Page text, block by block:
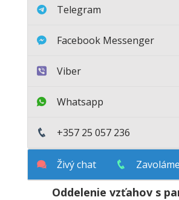
Telegram
Facebook Messenger
Viber
Whatsapp
+357 25 057 236
Živý chat
Oddelenie vzťahov s